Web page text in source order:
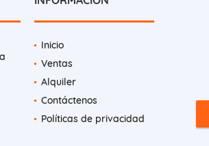
Inicio
Ventas
Alquiler
Contáctenos
Políticas de privacidad